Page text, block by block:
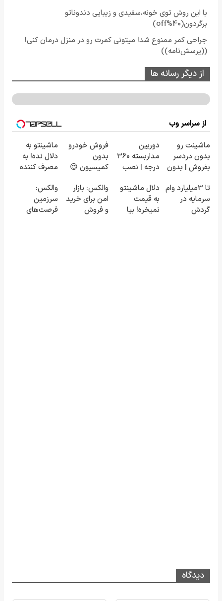
با این روش توی خونه،سفیدی و زیبایی دندوناتو
برگردون(40%off)
جراحی کمر ممنوع شد! میتونی کمرت رو در منزل درمان کنی!
((پرسش‌نامه))
از دیگر رسانه ها
از سراسر وب
ماشینت رو
بدون دردسر
بفروش | بدون
دوربین
مداربسته 360
درجه | نصب
فروش خودرو
بدون
کمیسیون 😍
ماشینتو به
دلال نده! به
مصرف کننده
پاسخ به یک
تماس
تا 3میلیارد وام
سرمایه در
گردش
دلال ماشینتو
به قیمت
نمیخره! بیا
والکس: بازار
امن برای خرید
و فروش
والکس:
سرزمین
فرصت‌های
دیدگاه